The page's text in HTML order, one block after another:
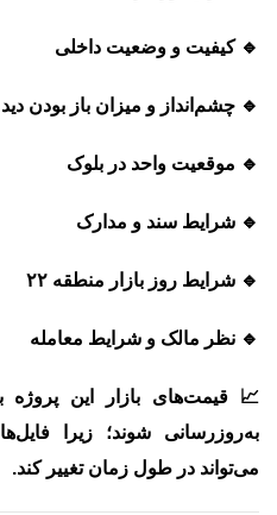
🔹 کیفیت و وضعیت داخلی
🔹 چشم‌انداز و میزان باز بودن دید
🔹 موقعیت واحد در بلوک
🔹 شرایط سند و مدارک
🔹 شرایط روز بازار منطقه ۲۲
🔹 نظر مالک و شرایط معامله
📈 قیمت‌های بازار این
به‌روزرسانی شوند؛ زیرا
می‌تواند در طول زمان تغییر کند.